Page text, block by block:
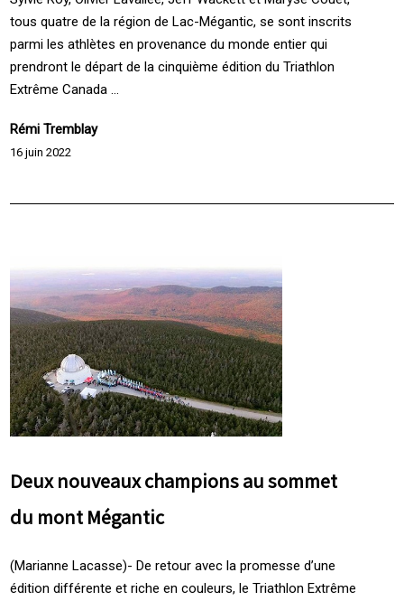
tous quatre de la région de Lac-Mégantic, se sont inscrits
parmi les athlètes en provenance du monde entier qui
prendront le départ de la cinquième édition du Triathlon
Extrême Canada ...
Rémi Tremblay
16 juin 2022
Deux nouveaux champions au sommet
du mont Mégantic
(Marianne Lacasse)- De retour avec la promesse d’une
édition différente et riche en couleurs, le Triathlon Extrême